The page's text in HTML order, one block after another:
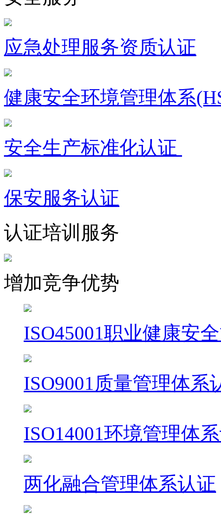
应急处理服务资质认证
健康安全环境管理体系
安全生产标准化认证
保安服务认证
认证培训服务
增加竞争优势
ISO45001职业健康安
ISO9001质量管理体系
ISO14001环境管理体
两化融合管理体系认证